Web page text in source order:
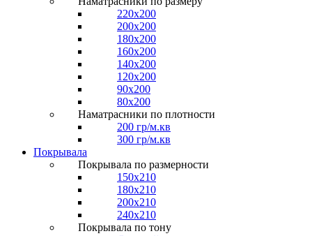
220x200
200x200
180x200
160x200
140x200
120x200
90x200
80x200
Наматрасники по плотности
200 гр/м.кв
300 гр/м.кв
Покрывала
Покрывала по размерности
150x210
180x210
200x210
240x210
Покрывала по тону